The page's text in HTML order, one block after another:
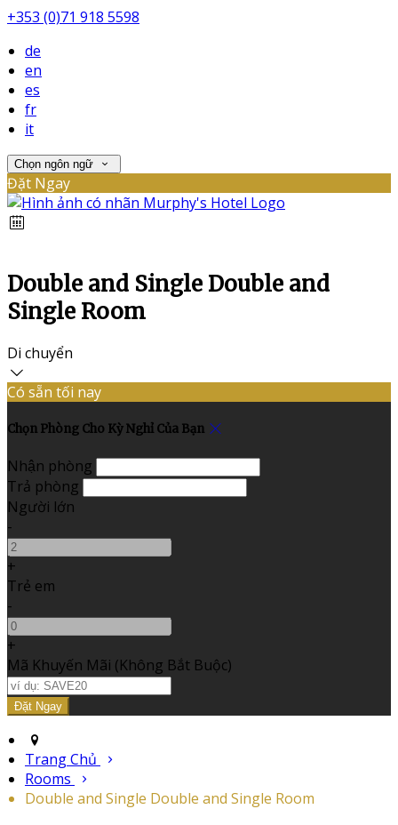
+353 (0)71 918 5598
de
en
es
fr
it
Chọn ngôn ngữ
Đặt Ngay
Double and Single Double and
Single Room
Di chuyển
Có sẵn tối nay
Chọn Phòng Cho Kỳ Nghỉ Của Bạn
Nhận phòng
Trả phòng
Người lớn
-
+
Trẻ em
-
+
Mã Khuyến Mãi (Không Bắt Buộc)
Trang Chủ
Rooms
Double and Single Double and Single Room